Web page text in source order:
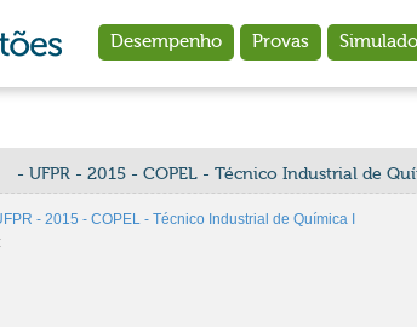
Desempenho Provas
- UFPR - 2015 - COPEL - Técnico Industrial de
- 2015 - COPEL - Técnico Industrial de Química I